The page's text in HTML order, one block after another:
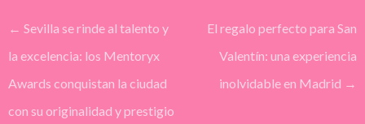
← Sevilla se rinde al talento y
la excelencia: los Mentoryx
Awards conquistan la ciudad
con su originalidad y prestigio
El regalo perfecto para San
Valentín: una experiencia
inolvidable en Madrid →